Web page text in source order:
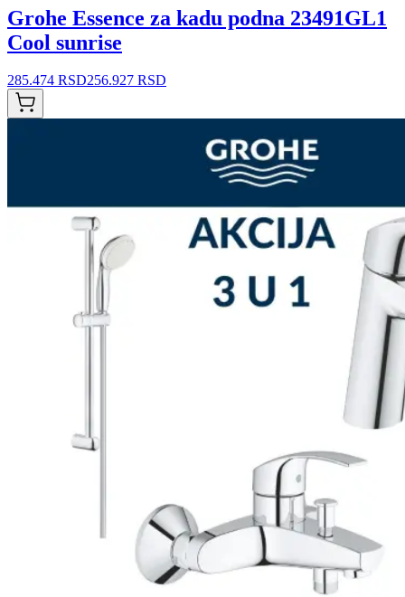
Grohe Essence za kadu podna 23491GL1
Cool sunrise
285.474 RSD256.927 RSD